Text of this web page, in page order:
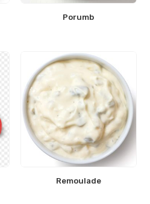
Porumb
Remoulade